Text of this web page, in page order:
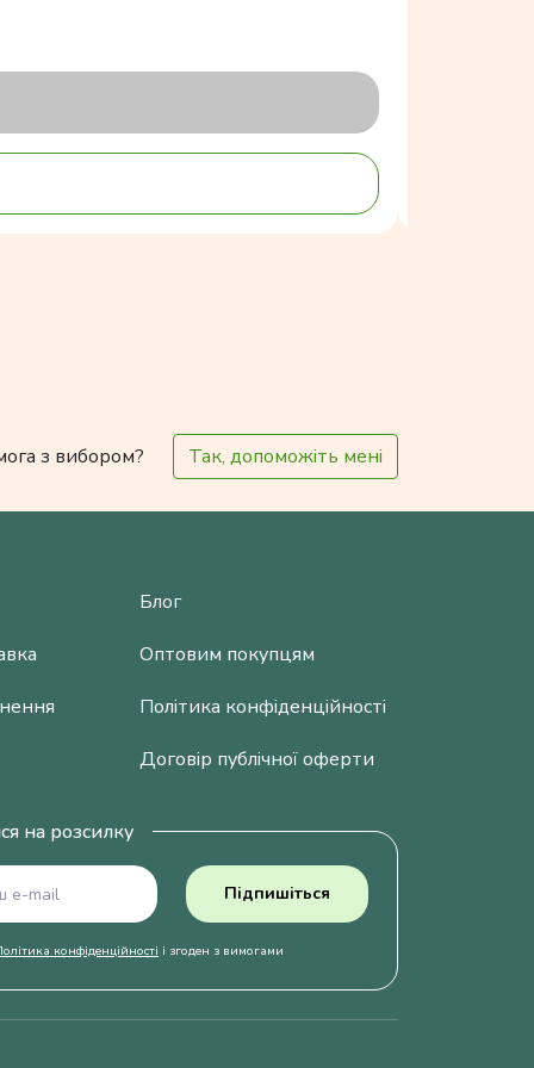
з вибором? Так, допоможіть мені
Блог
Оптовим покупцям
Політика конфіденційності
Договір публічної оферти
на розсилку
Підпишіться
конфіденційності і згоден з вимогами